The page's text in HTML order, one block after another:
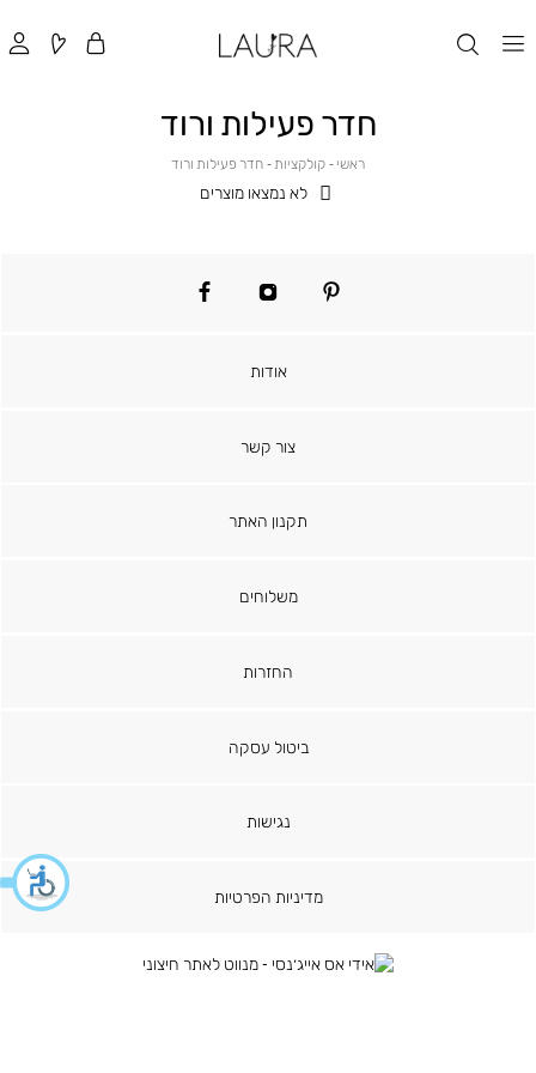
חדר פעילות ורוד
ראשי ראשי
קולקציותקולקציות
חדר פעילות ורודחדר
לא נמצאו מוצרים
pinterest
instagram
facebook
אודות
צור קשר
תקנון האתר
משלוחים
החזרות
ביטול עסקה
נגישות
מדיניות הפרטיות